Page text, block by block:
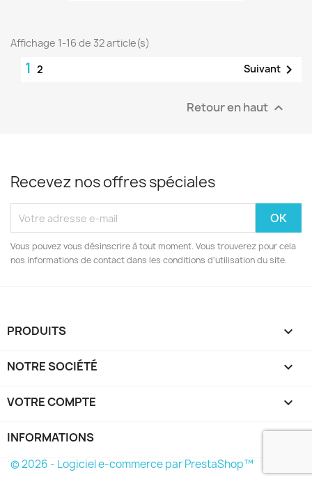
Affichage 1-16 de 32 article(s)
1 2 Suivant 
Retour en haut 
Recevez nos offres spéciales
Vous pouvez vous désinscrire à tout moment. Vous trouverez pour cela
nos informations de contact dans les conditions d'utilisation du site.
PRODUITS 
NOTRE SOCIÉTÉ 
VOTRE COMPTE 
INFORMATIONS
© 2026 - Logiciel e-commerce par PrestaShop™